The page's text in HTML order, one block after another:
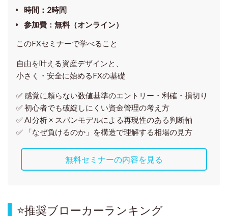
時間： 2時間
参加費： 無料（オンライン）
このFXセミナーで学べること
自由を叶える資産デザインと、
小さく・安全に始めるFXの基礎
✅ 感覚に頼らない数値基準のエントリー・利確・損切り
✅ 初心者でも破綻しにくい資金管理の考え方
✅ AI分析 × スパンモデルによる再現性のある判断軸
✅ 「なぜ負けるのか」を構造で理解する相場の見方
無料セミナーの内容を見る
⭐推奨ブローカーランキング